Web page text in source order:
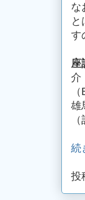
な
す
座
介
雄
続
投